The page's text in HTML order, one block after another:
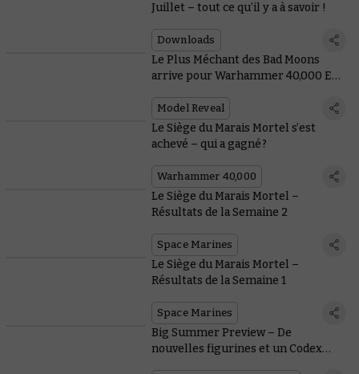
Juillet – tout ce qu’il y a à savoir !
Downloads
Le Plus Méchant des Bad Moons
arrive pour Warhammer 40,000 ET
Model Reveal
Le Siège du Marais Mortel s’est
achevé – qui a gagné ?
Warhammer 40,000
Le Siège du Marais Mortel –
Résultats de la Semaine 2
Space Marines
Le Siège du Marais Mortel –
Résultats de la Semaine 1
Space Marines
Big Summer Preview – De
nouvelles figurines et un Codex